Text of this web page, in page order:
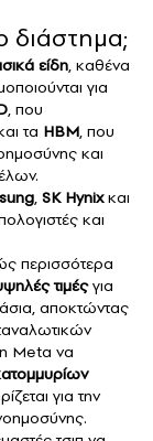
διάστημα;
είδη, καθένα
για
, που
τα HBM, που
και
, SK Hynixκαι
και
περισσότερα
τιμέςγια
αποκτώντας
Meta να
για την